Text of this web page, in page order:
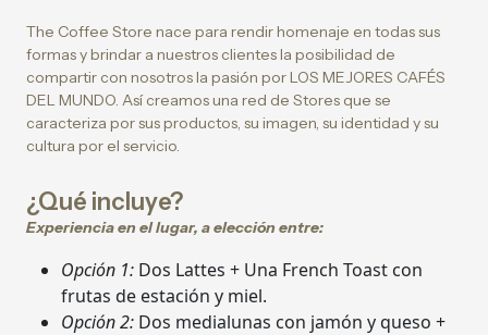
The Coffee Store nace para rendir homenaje en todas sus
formas y brindar a nuestros clientes la posibilidad de
compartir con nosotros la pasión por LOS MEJORES CAFÉS
DEL MUNDO. Así creamos una red de Stores que se
caracteriza por sus productos, su imagen, su identidad y su
cultura por el servicio.
¿Qué incluye?
Experiencia en el lugar, a elección entre:
Opción 1: Dos Lattes + Una French Toast con
frutas de estación y miel.
Opción 2: Dos medialunas con jamón y queso +